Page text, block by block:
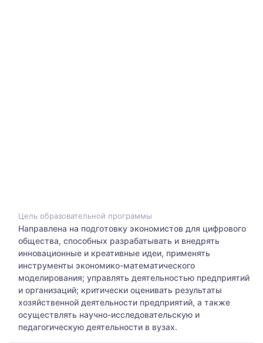
Цель образовательной программы
Направлена на подготовку экономистов для цифрового
общества, способных разрабатывать и внедрять
инновационные и креативные идеи, применять
инструменты экономико-математического
моделирования; управлять деятельностью предприятий
и организаций; критически оценивать результаты
хозяйственной деятельности предприятий, а также
осуществлять научно-исследовательскую и
педагогическую деятельности в вузах.